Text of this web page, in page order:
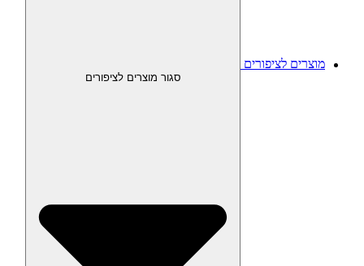
מוצרים לציפורים
סגור מוצרים לציפורים